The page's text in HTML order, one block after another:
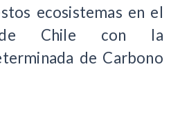
ecosistemas en el
de Chile con la
de Carbono